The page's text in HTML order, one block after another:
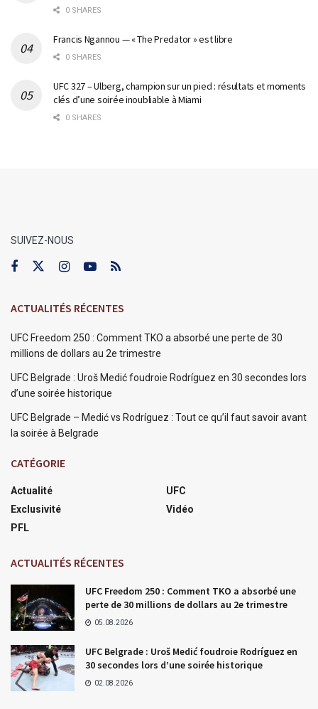
0 SHARES
Francis Ngannou — « The Predator » est libre
0 SHARES
UFC 327 – Ulberg, champion sur un pied : résultats et moments
clés d’une soirée inoubliable à Miami
0 SHARES
SUIVEZ-NOUS
ACTUALITÉS RÉCENTES
UFC Freedom 250 : Comment TKO a absorbé une perte de 30
millions de dollars au 2e trimestre
UFC Belgrade : Uroš Medić foudroie Rodríguez en 30 secondes lors
d’une soirée historique
UFC Belgrade – Medić vs Rodríguez : Tout ce qu’il faut savoir avant
la soirée à Belgrade
CATÉGORIE
Actualité
Exclusivité
PFL
UFC
Vidéo
ACTUALITÉS RÉCENTES
UFC Freedom 250 : Comment TKO a absorbé une
perte de 30 millions de dollars au 2e trimestre
05.08.2026
UFC Belgrade : Uroš Medić foudroie Rodríguez en
30 secondes lors d’une soirée historique
02.08.2026